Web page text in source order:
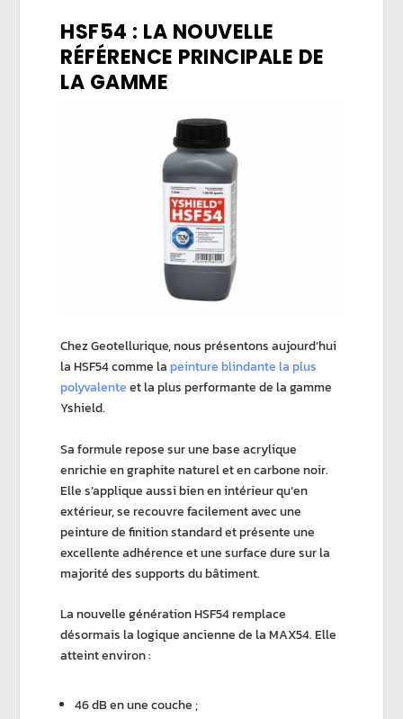
HSF54 : LA NOUVELLE
RÉFÉRENCE PRINCIPALE DE
LA GAMME
ChezGeotellurique, nous présentons aujourd’hui
laHSF54comme la peinture blindante la plus
polyvalenteet la plus performantede la gamme
Yshield.
Sa formule repose sur unebase acrylique
enrichie engraphite naturelet encarbone noir.
Elle s’applique aussi bien en intérieur qu’en
extérieur, se recouvre facilement avec une
peinture de finition standard et présente une
excellente adhérence et une surface dure sur la
majorité des supports du bâtiment.
La nouvelle générationHSF54remplace
désormais la logique ancienne de laMAX54. Elle
atteint environ :
46 dB en une couche ;